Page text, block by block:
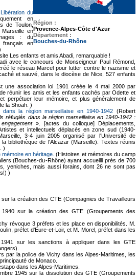
Région :
Provence-Alpes-Côte d'Azur
Département :
Bouches-du-Rhône
du
en
de Toulon,
en
: du
français en
Les enfants et amis Abadi, remarquable !
avec le concours de Monseigneur Paul Rémond,
le réseau Marcel pour lutter contre le nazisme et
et sauvé, dans le diocèse de Nice, 527 enfants
une association loi 1901 créée le 4 mai 2000 par
réunir les amis et les enfants cachés par Odette et
perpétuer leur mémoire, et plus généralement de
la Shoah. )
la région marseillaise en 1940-1942 (Robert
réfugiés dans la région marseillaise en 1940-1942 :
». [actes du colloque] Déplacements,
et intellectuels déplacés en zone sud (1940-
3-4 juin 2005 organisé par l'Université de
bibliothèque de l'Alcazar (Marseille). Textes réunis
)
en héritage. (Histoires et mémoires du camp
(Bouches-du-Rhône) ayant accueilli près de 700
yeniches, mais aussi forains, dont 26 ne sont pas
)
la création des CTE (Compagnies de Travailleurs
sur la création des GTE (Groupements des
révoque 3 préfets et les place en disponibilités. M.
préfet d'Eure-et-Loir, et M. Morel, préfet dans les
sur les sanctions à appliquer dans les GTE
par la police de Vichy dans les Alpes-Maritimes, les
de Monaco.
dans les Alpes-Maritimes.
1945 sur la dissolution des GTE (Groupements